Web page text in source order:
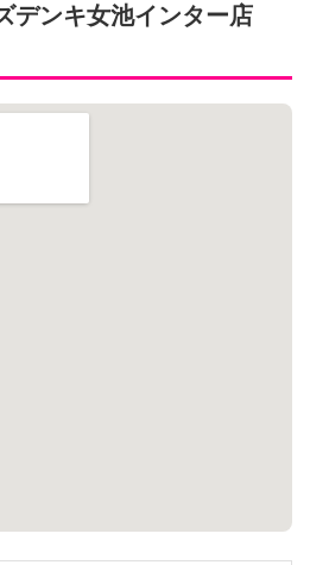
デンキ女池インター店